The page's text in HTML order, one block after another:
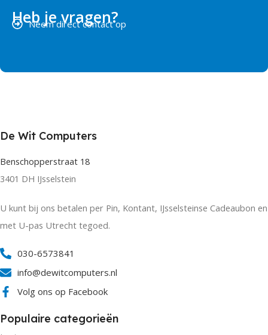
Heb je vragen?
Neem direct contact op
De Wit Computers
Benschopperstraat 18
3401 DH IJsselstein
U kunt bij ons betalen per Pin, Kontant, IJsselsteinse Cadeaubon en
met U-pas Utrecht tegoed.
030-6573841
info@dewitcomputers.nl
Volg ons op Facebook
Populaire categorieën